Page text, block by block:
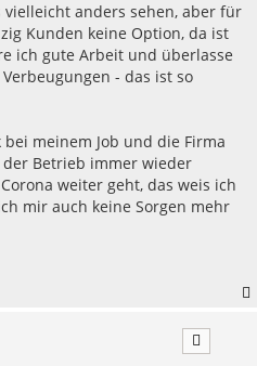
vielleicht anders sehen, aber für
Kunden keine Option, da ist
ich gute Arbeit und überlasse
- das ist so
meinem Job und die Firma
der Betrieb immer wieder
weiter geht, das weis ich
mir auch keine Sorgen mehr